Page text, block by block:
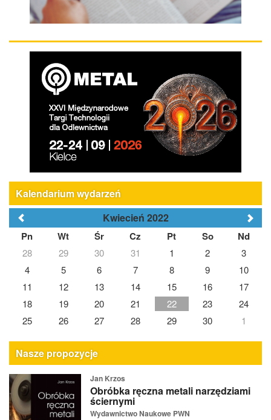
Kalendarium wydarzeń
Kwiecień 2022
Pn Wt Śr Cz Pt So Nd
28 29 30 31 1 2
3
4
5 6 7 8 9
10
11
12 13 14 15 16
17
18
19 20 21 22 23
24
25
26 27 28 29 30 1
Nasze propozycje
Jan Krzos
Obróbka ręczna metali narzędziami
ściernymi
Wydawnictwo Naukowe PWN